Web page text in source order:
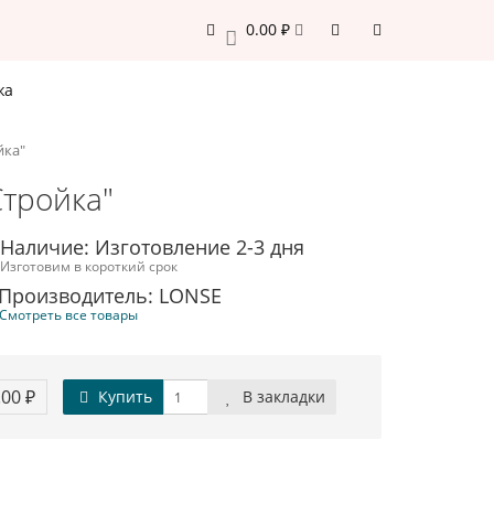
0 0.00 ₽
Наличие: Изготовление 2-3 дня
Изготовим в короткий срок
Производитель: LONSE
Смотреть все товары
₽ Купить В закладки